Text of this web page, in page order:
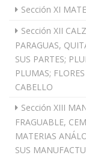
Sección XI
Sección XII
PARAGUAS,
SUS PARTES;
PLUMAS;
CABELLO
Sección XIII
FRAGUABLE,
MATERIAS
SUS